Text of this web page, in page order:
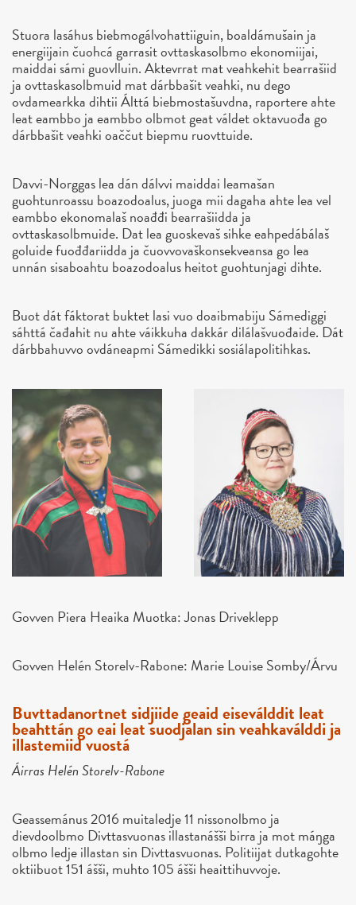
Stuora lasáhus biebmogálvohattiiguin, boaldámušain ja
energiijain čuohcá garrasit ovttaskasolbmo ekonomiijai,
maiddai sámi guovlluin. Aktevrrat mat veahkehit bearrašiid
ja ovttaskasolbmuid mat dárbbašit veahki, nu dego
ovdamearkka dihtii Álttá biebmostašuvdna, raportere ahte
leat eambbo ja eambbo olbmot geat váldet oktavuođa go
dárbbašit veahki oaččut biepmu ruovttuide.
Davvi-Norggas lea dán dálvvi maiddai leamašan
guohtunroassu boazodoalus, juoga mii dagaha ahte lea vel
eambbo ekonomalaš noađđi bearrašiidda ja
ovttaskasolbmuide. Dat lea guoskevaš sihke eahpedábálaš
goluide fuođđariidda ja čuovvovaškonsekveansa go lea
unnán sisaboahtu boazodoalus heitot guohtunjagi dihte.
Buot dát fáktorat buktet lasi vuo doaibmabiju Sámediggi
sáhttá čađahit nu ahte váikkuha dakkár dilálašvuođaide. Dát
dárbbahuvvo ovdáneapmi Sámedikki sosiálapolitihkas.
Govven Piera Heaika Muotka: Jonas Driveklepp
Govven Helén Storelv-Rabone: Marie Louise Somby/Árvu
Buvttadanortnet sidjiide geaid eiseválddit leat
beahttán go eai leat suodjalan sin veahkaválddi ja
illastemiid vuostá
Áirras Helén Storelv-Rabone
Geassemánus 2016 muitaledje 11 nissonolbmo ja
dievdoolbmo Divttasvuonas illastanášši birra ja mot máŋga
olbmo ledje illastan sin Divttasvuonas. Politiijat dutkagohte
oktiibuot 151 ášši, muhto 105 ášši heaittihuvvoje.